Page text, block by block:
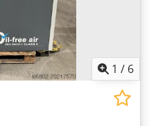
Hayon Ief Fabrikant: Atlas
2016 Capaciteit: 0,68m3/u
Geluidsniveau: 63 dB Max.
LxBxH:
457 kg.
1 / 6